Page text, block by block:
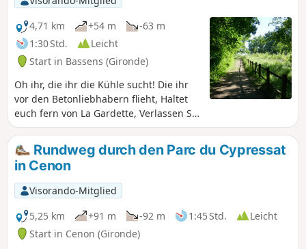
besuchen. Der Stadtrundgang bietet
einen recht umfassenden Überblick
über Bordeaux, die bürgerlichen Viertel,
die Arbeiterviertel, die alten Viertel, die
renovierten Viertel, die schönen
Privatgärten und die mehr oder weniger
zugänglichen und gepflegten
öffentlichen Gärten. Mit etwas Vorsicht
kann man den Rundgang auch mit dem
Fahrrad machen.
4,71 km
+54 m
-63 m
1:30 Std.
Leicht
Start in Bassens (Gironde)
Oh ihr, die ihr die Kühle sucht! Die ihr
vor den Betonliebhabern flieht, Haltet
euch fern von La Gardette, Verlassen Sie
Lormont unverzüglich, Begeben Sie sich
nicht weit von Bordeaux, Kommt doch
zum Château Seguinaud, Kommen Sie
nach Bassens spazieren Und verpassen
Sie nicht den Parc Rozin.
Rundweg durch den Parc du Cypressat
in Cenon
Visorando-Mitglied
5,25 km
+91 m -92 m 1:45 Std.
Leicht
Start in Cenon (Gironde)